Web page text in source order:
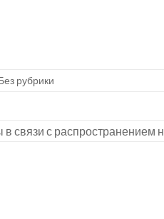
рубрики
связи с распространением